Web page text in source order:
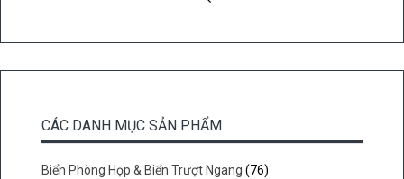
CÁC DANH MỤC SẢN PHẨM
Biển Phòng Họp & Biển Trượt Ngang (76)